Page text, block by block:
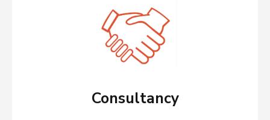
Consultancy